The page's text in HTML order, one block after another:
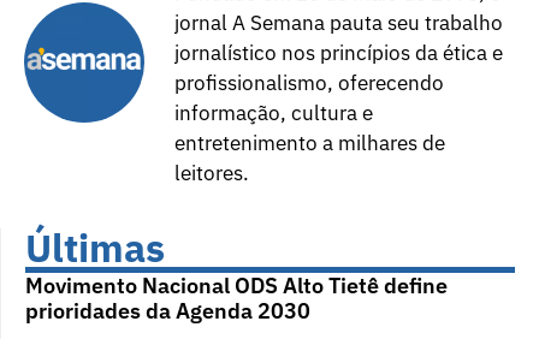
jornal A Semana pauta seu trabalho
jornalístico nos princípios da ética e
profissionalismo, oferecendo
informação, cultura e
entretenimento a milhares de
leitores.
Últimas
Movimento Nacional ODS Alto Tietê define
prioridades da Agenda 2030